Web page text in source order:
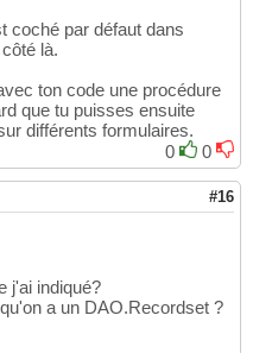
coché par défaut dans
là.
ton code une procédure
que tu puisses ensuite
différents formulaires.
0
0
#16
j'ai indiqué?
a un DAO.Recordset ?